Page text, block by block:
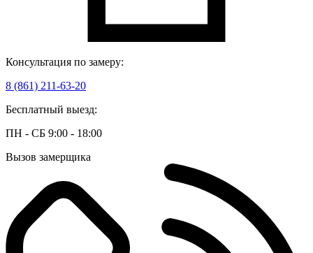
Консультация по замеру:
8 (861) 211-63-20
Бесплатный выезд:
ПН - СБ 9:00 - 18:00
Вызов замерщика